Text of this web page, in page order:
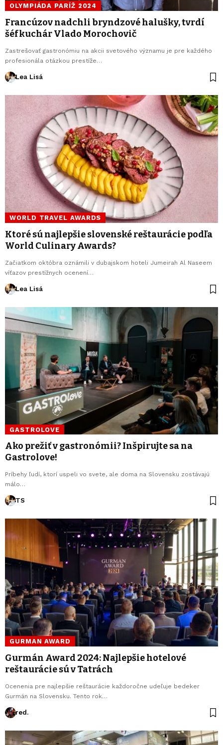
OLYMPIÁDA PARÍŽ 2024
Francúzov nadchli bryndzové halušky, tvrdí
šéfkuchár Vlado Morochovič
Zastrešovať gastronómiu na akcii svetového významu je pre každého
profesionála otázkou prestíže…
Lea Lisá
WORLD TRAVEL AWARDS
Ktoré sú najlepšie slovenské reštaurácie podľa
World Culinary Awards?
Začiatkom októbra oznámili v dubajskom hoteli Jumeirah Al Naseem
víťazov prestížnych ocenení…
Lea Lisá
GASTROLOVE
Ako prežiť v gastronómii? Inšpirujte sa na
Gastrolove!
Príbehy ľudí, ktorí uspeli vo svete, ale doma na Slovensku zostávajú
málo…
TS
GURMAN AWARD
Gurmán Award 2024: Najlepšie hotelové
reštaurácie sú v Tatrách
Ocenenia pre najlepšie reštaurácie každoročne udeľuje bedeker
Gurmán na Slovensku. Tento rok…
red.